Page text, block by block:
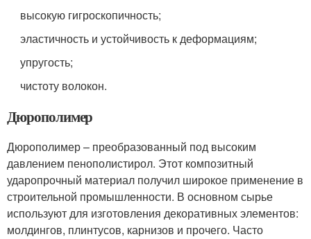
высокую гигроскопичность;
эластичность и устойчивость к деформациям;
упругость;
чистоту волокон.
Дюрополимер
Дюрополимер – преобразованный под высоким
давлением пенополистирол. Этот композитный
ударопрочный материал получил широкое применение в
строительной промышленности. В основном сырье
используют для изготовления декоративных элементов:
молдингов, плинтусов, карнизов и прочего. Часто